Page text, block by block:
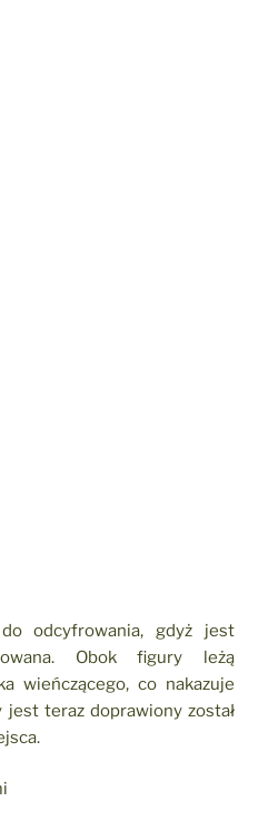
odcyfrowania, gdyż jest
Obok figury leżą
wieńczącego, co nakazuje
teraz doprawiony został